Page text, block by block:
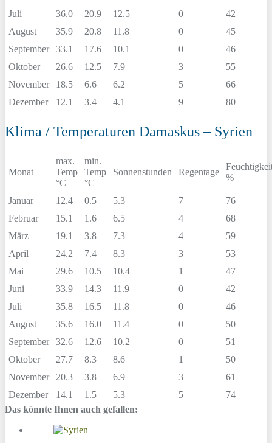
Juli
36.0 20.9 12.5 0
42
August
35.9 20.8 11.8 0
45
September
33.1 17.6 10.1 0
46
Oktober
26.6 12.5 7.9 3
55
November
18.5 6.6 6.2 5
66
Dezember
12.1 3.4 4.1 9 80
Klima / Temperaturen Damaskus – Syrien
Monat
max.
Temp
°C
min.
Temp
°C
Sonnenstunden Regentage
%
Januar 12.4 0.5 5.3 7
76
Februar
15.1 1.6 6.5 4
68
März
19.1 3.8 7.3 4
59
April
24.2 7.4 8.3 3
53
Mai
29.6 10.5 10.4 1
47
Juni
33.9 14.3 11.9 0
42
Juli
35.8 16.5 11.8 0
46
August
35.6 16.0 11.4 0
50
September
32.6 12.6 10.2 0
51
Oktober
27.7 8.3 8.6 1
50
November
20.3 3.8 6.9 3
61
Dezember
14.1 1.5 5.3 5
74
Das könnte Ihnen auch gefallen: